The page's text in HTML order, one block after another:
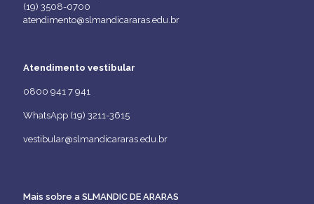
(19) 3508-0700
atendimento@slmandicararas.edu.br
Atendimento vestibular
0800 941 7 941
WhatsApp (19) 3211-3615
vestibular@slmandicararas.edu.br
Mais sobre a SLMANDIC DE ARARAS